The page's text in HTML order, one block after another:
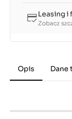
Leasing i
Zobacz
Opis Dane